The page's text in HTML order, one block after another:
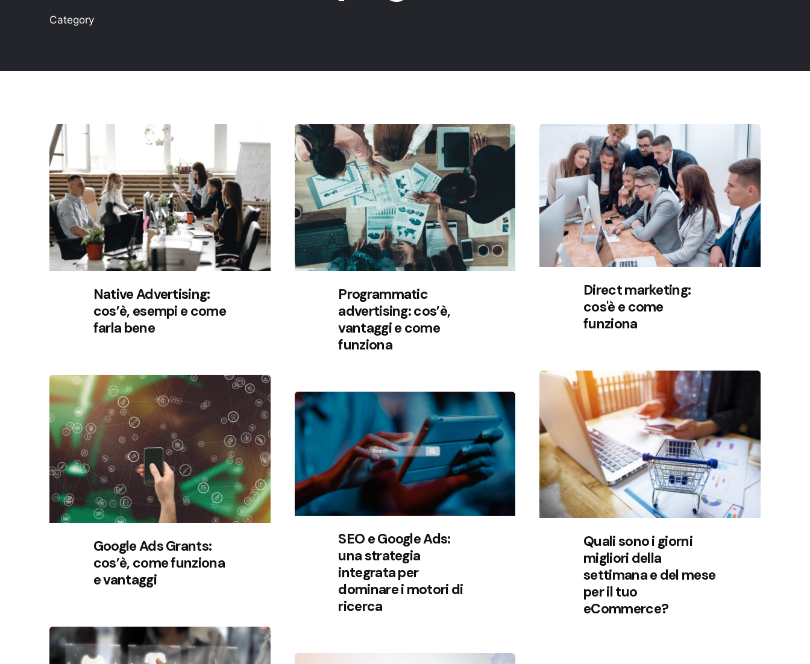
Category
Native Advertising:
cos’è, esempi e come
farla bene
Programmatic
advertising: cos’è,
vantaggi e come
funziona
Direct marketing:
cos'è e come
funziona
Google Ads Grants:
cos’è, come funziona
e vantaggi
SEO e Google Ads:
una strategia
integrata per
dominare i motori di
ricerca
Quali sono i giorni
migliori della
settimana e del mese
per il tuo
eCommerce?